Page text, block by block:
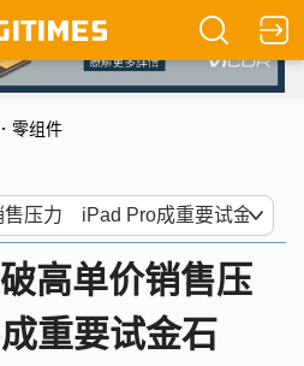
零组件
高单价销售压
重要试金石